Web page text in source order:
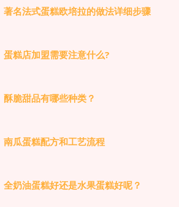
著名法式蛋糕欧培拉的做法详细步骤
蛋糕店加盟需要注意什么?
酥脆甜品有哪些种类？
南瓜蛋糕配方和工艺流程
全奶油蛋糕好还是水果蛋糕好呢？